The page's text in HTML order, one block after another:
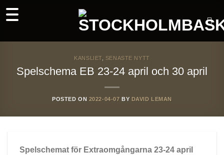
to
KANSLIET, SENASTE NYTT
Spelschema EB 23-24 april och 30 april
POSTED ON 2022-04-07 BY DAVID LEMAN
Spelschemat för Extraomgångarna 23-24 april